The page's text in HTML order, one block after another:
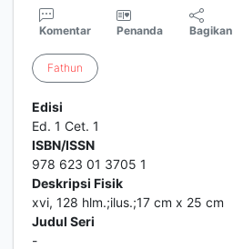
Komentar Penanda Bagikan
Fathun
Edisi
Ed. 1 Cet. 1
ISBN/ISSN
978 623 01 3705 1
Deskripsi Fisik
xvi, 128 hlm.;ilus.;17 cm x 25 cm
Judul Seri
-